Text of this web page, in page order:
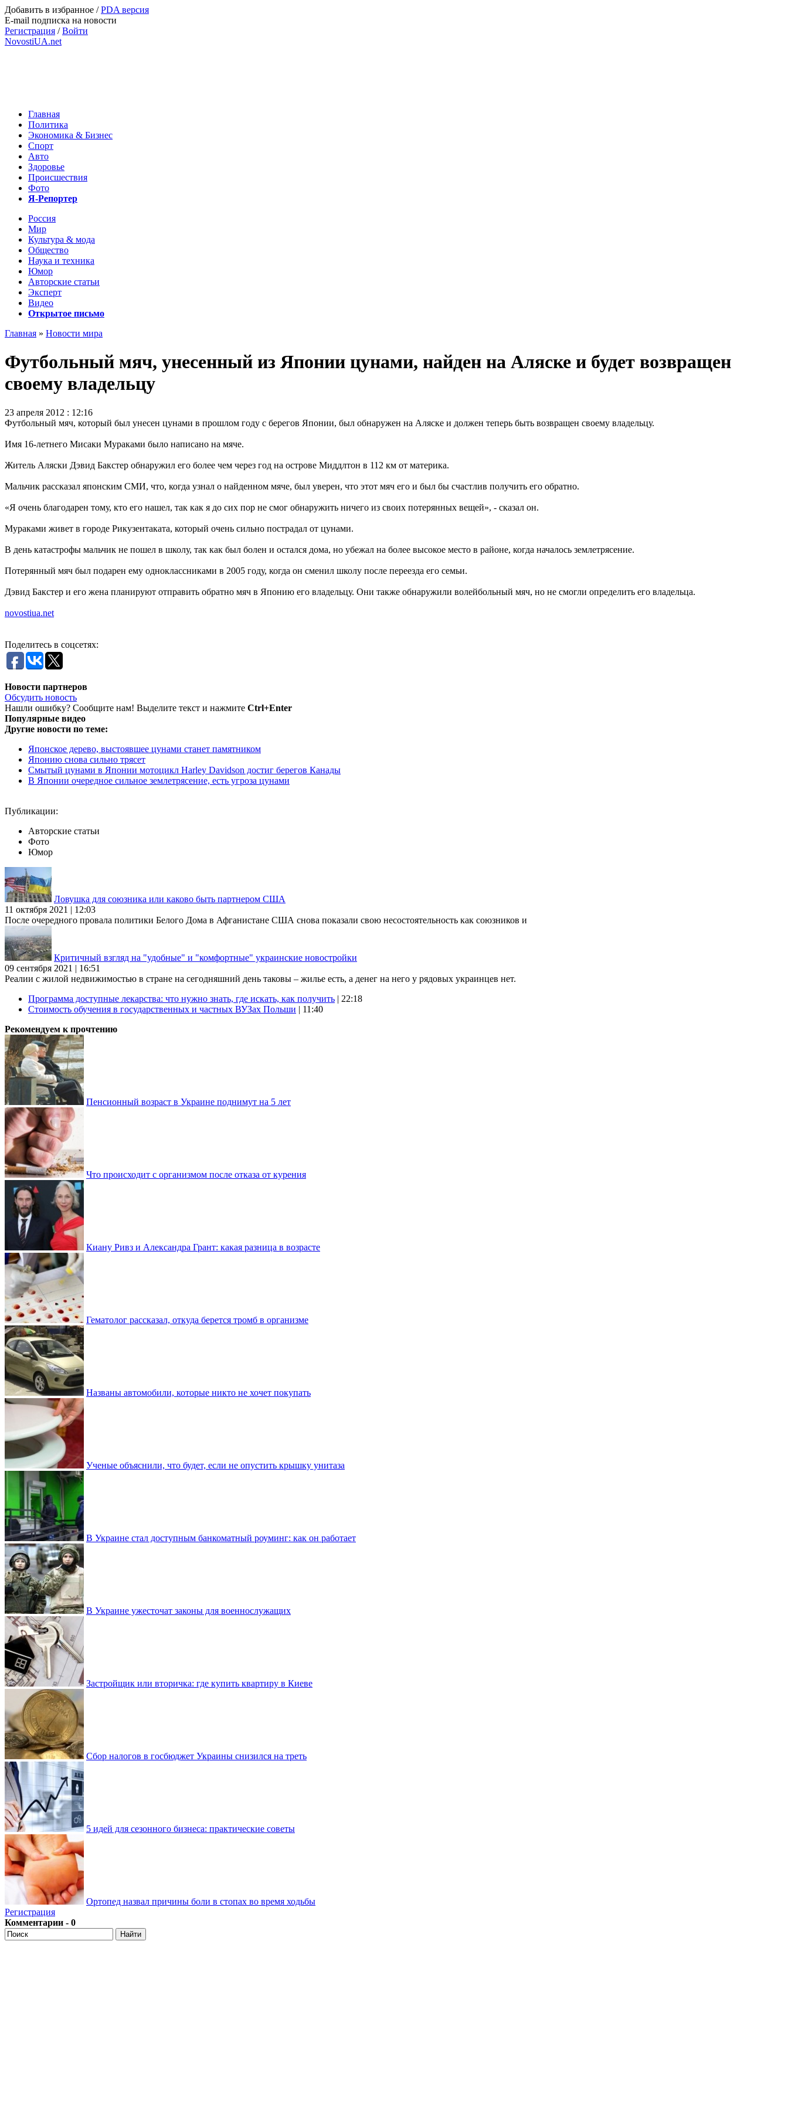
Добавить в избранное /PDA версия
E-mail подписка на новости
Регистрация /Войти
NovostiUA.net
Главная
Политика
Экономика & Бизнес
Спорт
Авто
Здоровье
Происшествия
Фото
Я-Репортер
Россия
Мир
Культура & мода
Общество
Наука и техника
Юмор
Авторские статьи
Эксперт
Видео
Открытое письмо
Главная » Новости мира
Футбольный мяч, унесенный из Японии цунами, найден на Аляске и будет возвращен
своему владельцу
23 апреля 2012 : 12:16
Футбольный мяч, который был унесен цунами в прошлом году с берегов Японии, был обнаружен на Аляске и должен теперь быть возвращен своему владельцу.
Имя 16-летнего Мисаки Мураками было написано на мяче.
Житель Аляски Дэвид Бакстер обнаружил его более чем через год на острове Миддлтон в 112 км от материка.
Мальчик рассказал японским СМИ, что, когда узнал о найденном мяче, был уверен, что этот мяч его и был бы счастлив получить его обратно.
«Я очень благодарен тому, кто его нашел, так как я до сих пор не смог обнаружить ничего из своих потерянных вещей», - сказал он.
Мураками живет в городе Рикузентаката, который очень сильно пострадал от цунами.
В день катастрофы мальчик не пошел в школу, так как был болен и остался дома, но убежал на более высокое место в районе, когда началось землетрясение.
Потерянный мяч был подарен ему одноклассниками в 2005 году, когда он сменил школу после переезда его семьи.
Дэвид Бакстер и его жена планируют отправить обратно мяч в Японию его владельцу. Они также обнаружили волейбольный мяч, но не смогли определить его владельца.
novostiua.net
Поделитесь в соцсетях:
Новости партнеров
Обсудить новость
Нашли ошибку? Сообщите нам! Выделите текст и нажмите Ctrl+Enter
Популярные видео
Другие новости по теме:
Японское дерево, выстоявшее цунами станет памятником
Японию снова сильно трясет
Смытый цунами в Японии мотоцикл Harley Davidson достиг берегов Канады
В Японии очередное сильное землетрясение, есть угроза цунами
Публикации:
Авторские статьи
Фото
Юмор
Ловушка для союзника или каково быть партнером США
11 октября 2021 | 12:03
После очередного провала политики Белого Дома в Афганистане США снова показали свою несостоятельность как союзников и
Критичный взгляд на "удобные" и "комфортные" украинские новостройки
09 сентября 2021 | 16:51
Реалии с жилой недвижимостью в стране на сегодняшний день таковы – жилье есть, а денег на него у рядовых украинцев нет.
Программа доступные лекарства: что нужно знать, где искать, как получить | 22:18
Стоимость обучения в государственных и частных ВУЗах Польши | 11:40
Рекомендуем к прочтению
Пенсионный возраст в Украине поднимут на 5 лет
Что происходит с организмом после отказа от курения
Киану Ривз и Александра Грант: какая разница в возрасте
Гематолог рассказал, откуда берется тромб в организме
Названы автомобили, которые никто не хочет покупать
Ученые объяснили, что будет, если не опустить крышку унитаза
В Украине стал доступным банкоматный роуминг: как он работает
В Украине ужесточат законы для военнослужащих
Застройщик или вторичка: где купить квартиру в Киеве
Сбор налогов в госбюджет Украины снизился на треть
5 идей для сезонного бизнеса: практические советы
Ортопед назвал причины боли в стопах во время ходьбы
Регистрация
Комментарии - 0